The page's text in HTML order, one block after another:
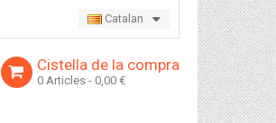
Catalan
Cistella de la compra
0 Articles - 0,00 €